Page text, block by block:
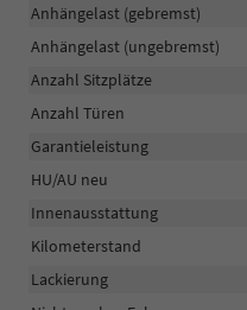
Anhängelast (gebremst)
Anhängelast (ungebremst)
Anzahl Sitzplätze
Anzahl Türen
Garantieleistung
HU/AU neu
Innenausstattung
Kilometerstand
Lackierung